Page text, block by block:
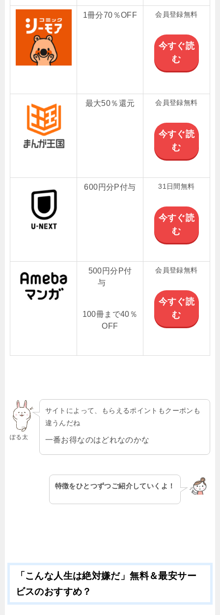
1冊分70％OFF 会員登録無料
今すぐ読
む
最大50％還元 会員登録無料
今すぐ読
む
600円分P付与 31日間無料
今すぐ読
む
500円分P付
与
100冊まで40％
OFF
会員登録無料
今すぐ読
む
ぽる太
サイトによって、もらえるポイントもクーポンも
違うんだね
一番お得なのはどれなのかな
特徴をひとつずつご紹介していくよ！
「こんな人生は絶対嫌だ」無料＆最安サー
ビスのおすすめ？